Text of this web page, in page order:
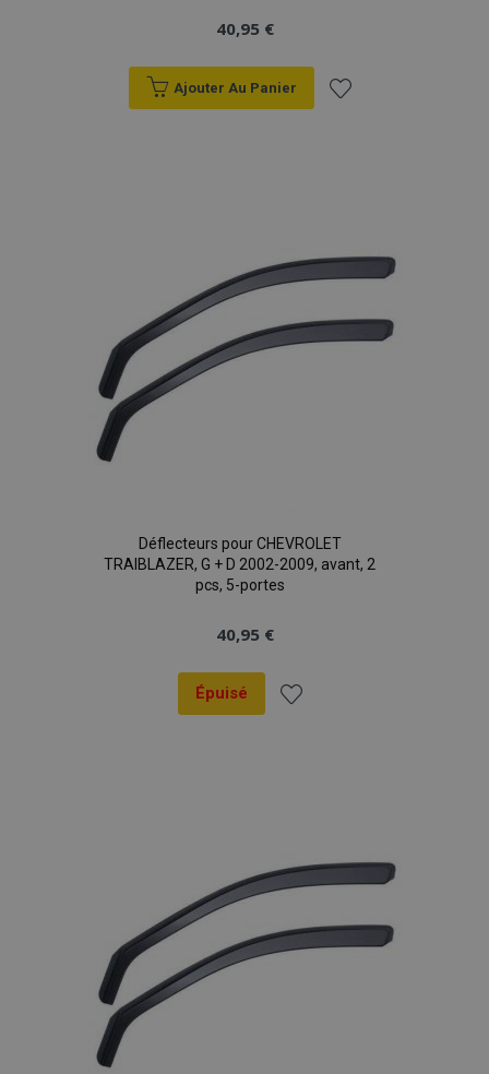
40,95 €
Ajouter Au Panier
d'achats
Déflecteurs pour CHEVROLET
TRAIBLAZER, G + D 2002-2009, avant, 2
pcs, 5-portes
40,95 €
Épuisé
d'achats